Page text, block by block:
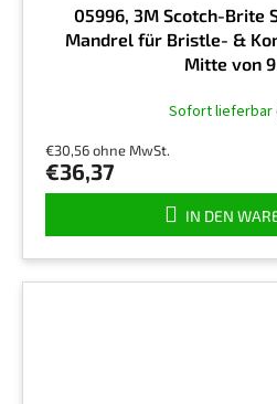
05996, 3M Scotch-Brite
Mandrel für Bristle- &
Mitte von
Sofort lieferbar
€30,56 ohne MwSt.
€36,37
IN DEN